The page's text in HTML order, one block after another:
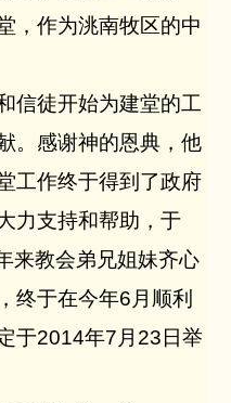
，作为洮南牧区的中
信徒开始为建堂的工
。感谢神的恩典，他
工作终于得到了政府
力支持和帮助，于
来教会弟兄姐妹齐心
终于在今年6月顺利
于2014年7月23日举